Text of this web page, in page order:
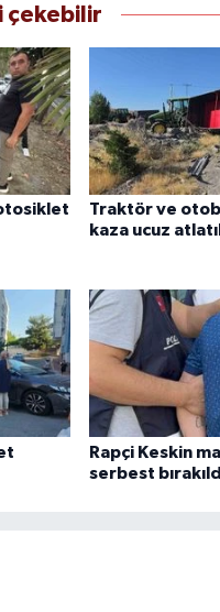
çekebilir
Traktör ve
kaza ucuz
Rapçi Keskin
serbest